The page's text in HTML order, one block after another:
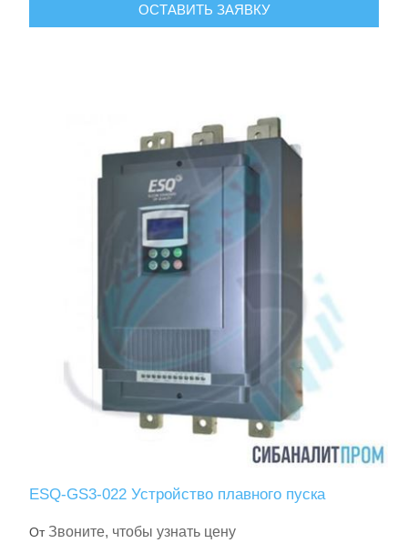
ОСТАВИТЬ ЗАЯВКУ
ESQ-GS3-022 Устройство плавного пуска
От Звоните, чтобы узнать цену